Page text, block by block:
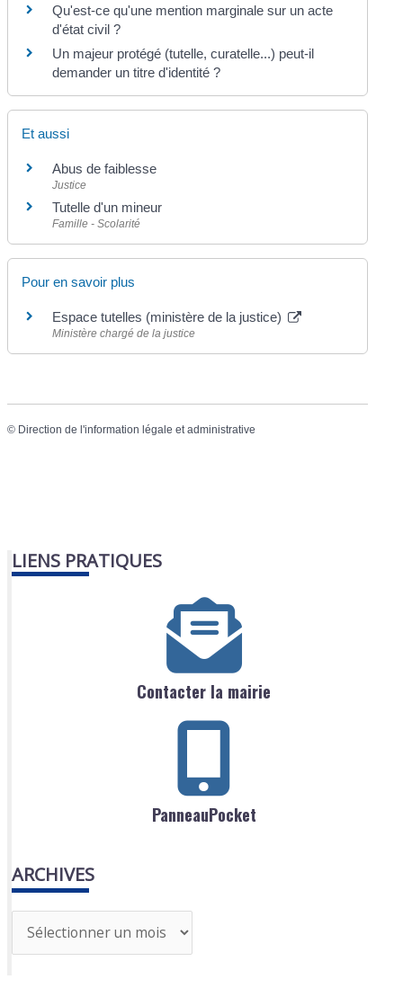
Qu'est-ce qu'une mention marginale sur un acte
d'état civil ?
Un majeur protégé (tutelle, curatelle...) peut-il
demander un titre d'identité ?
Et aussi
Abus de faiblesse
Justice
Tutelle d'un mineur
Famille - Scolarité
Pour en savoir plus
Espace tutelles (ministère de la justice)
Ministère chargé de la justice
© Direction de l'information légale et administrative
LIENS PRATIQUES
Contacter la mairie
PanneauPocket
ARCHIVES
r